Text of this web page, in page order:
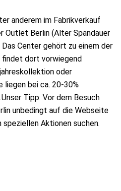
anderem im Fabrikverkauf
Outlet Berlin (Alter Spandauer
Center gehört zu einem der
findet dort vorwiegend
oder
liegen bei ca. 20-30%
Tipp: Vor dem Besuch
unbedingt auf die Webseite
Aktionen suchen.